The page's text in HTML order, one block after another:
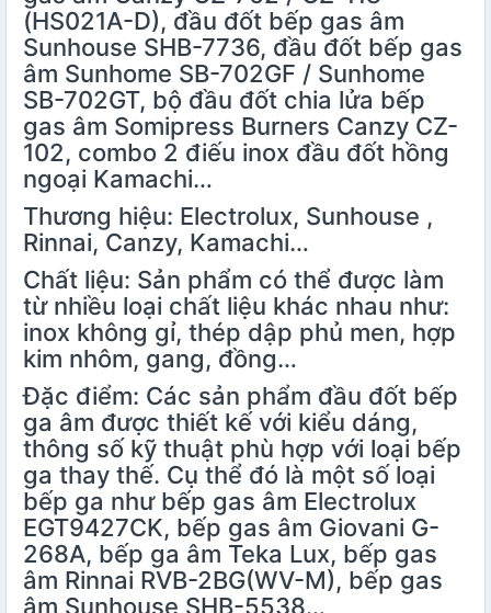
(HS021A-D), đầu đốt bếp gas âm
Sunhouse SHB-7736, đầu đốt bếp gas
âm Sunhome SB-702GF / Sunhome
SB-702GT, bộ đầu đốt chia lửa bếp
gas âm Somipress Burners Canzy CZ-
102, combo 2 điếu inox đầu đốt hồng
ngoại Kamachi…
Thương hiệu: Electrolux, Sunhouse ,
Rinnai, Canzy, Kamachi…
Chất liệu: Sản phẩm có thể được làm
từ nhiều loại chất liệu khác nhau như:
inox không gỉ, thép dập phủ men, hợp
kim nhôm, gang, đồng…
Đặc điểm: Các sản phẩm đầu đốt bếp
ga âm được thiết kế với kiểu dáng,
thông số kỹ thuật phù hợp với loại bếp
ga thay thế. Cụ thể đó là một số loại
bếp ga như bếp gas âm Electrolux
EGT9427CK, bếp gas âm Giovani G-
268A, bếp ga âm Teka Lux, bếp gas
âm Rinnai RVB-2BG(WV-M), bếp gas
âm Sunhouse SHB-5538…